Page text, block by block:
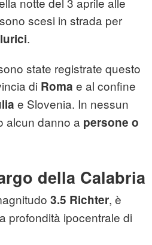
scesi in strada per
.
state registrate questo
di Roma e al confine
e Slovenia. In nessun
alcun danno a persone o
della Calabria
3.5 Richter, è
profondità ipocentrale di